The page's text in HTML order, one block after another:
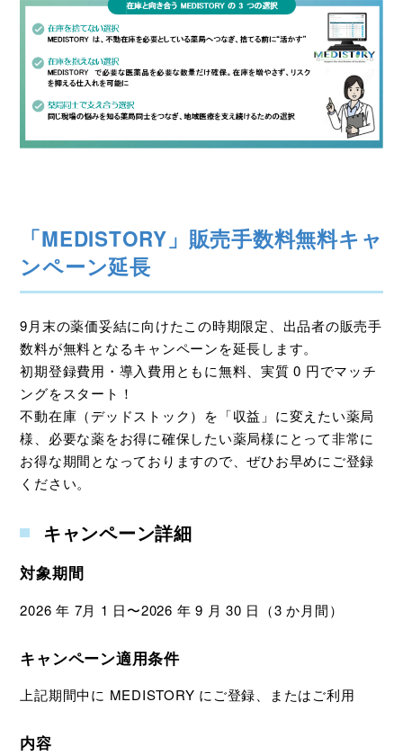
「MEDISTORY」販売手数料無料キャ
ンペーン延長
9月末の薬価妥結に向けたこの時期限定、出品者の販売手
数料が無料となるキャンペーンを延長します。
初期登録費用・導入費用ともに無料、実質 0 円でマッチ
ングをスタート！
不動在庫（デッドストック）を「収益」に変えたい薬局
様、必要な薬をお得に確保したい薬局様にとって非常に
お得な期間となっておりますので、ぜひお早めにご登録
ください。
キャンペーン詳細
対象期間
2026 年 7月 1 日〜2026 年 9 月 30 日（3 か月間）
キャンペーン適用条件
上記期間中に MEDISTORY にご登録、またはご利用
内容